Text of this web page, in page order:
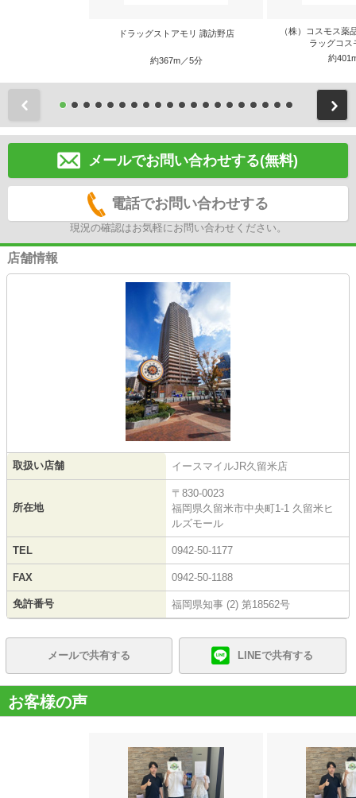
ドラッグストアモリ 諏訪野店
約367m／5分
（株）コスモス薬
ラッグコス
約
メールでお問い合わせする(無料)
電話でお問い合わせする
現況の確認はお気軽にお問い合わせください。
店舗情報
取扱い店舗 イースマイルJR久留米店
所在地
〒830-0023
福岡県久留米市中央町1-1 久留米ヒ
ルズモール
TEL 0942-50-1177
FAX 0942-50-1188
免許番号 福岡県知事 (2) 第18562号
メールで共有する LINEで共有する
お客様の声